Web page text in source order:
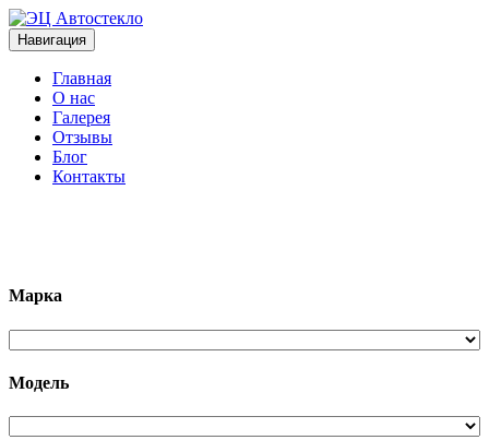
Навигация
Главная
О нас
Галерея
Отзывы
Блог
Контакты
Марка
Модель